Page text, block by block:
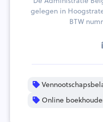
gelegen in
BTW
Online